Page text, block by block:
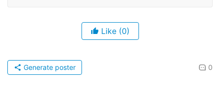
Like (0)
0
Generate poster